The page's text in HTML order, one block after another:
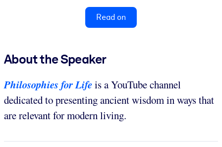
Read on
About the Speaker
Philosophies for Lifeis a YouTube channel
dedicated to presenting ancient wisdom in ways that
are relevant for modern living.